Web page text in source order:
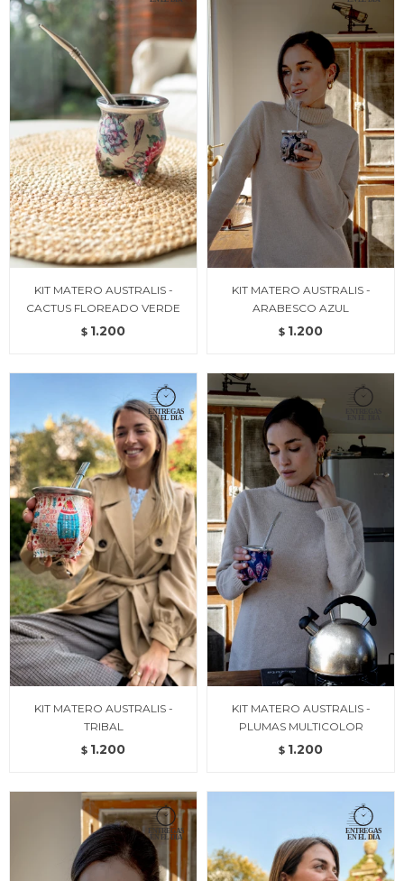
KIT MATERO AUSTRALIS -
CACTUS FLOREADO VERDE
$ 1.200
KIT MATERO AUSTRALIS -
ARABESCO AZUL
$ 1.200
KIT MATERO AUSTRALIS -
TRIBAL
$ 1.200
KIT MATERO AUSTRALIS -
PLUMAS MULTICOLOR
$ 1.200